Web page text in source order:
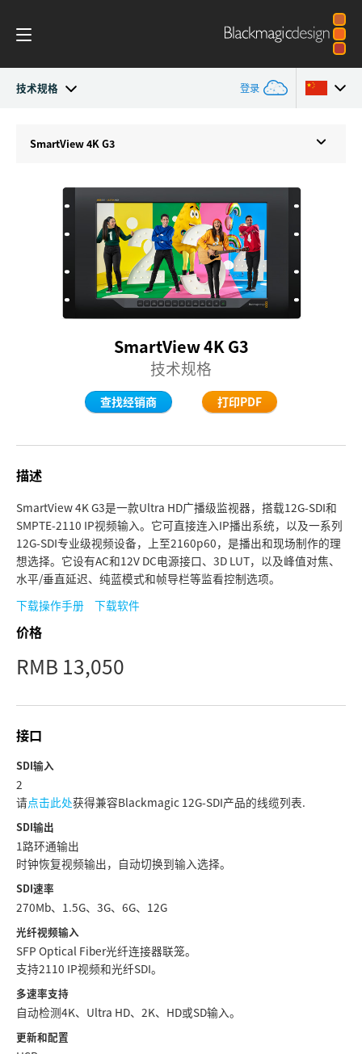
技术规格 登录
Austria
Brazil
Canada
France
Germany
India
Italy
Japan
Mexico
Norway
Portugal
South Africa
Spain
Sweden
中华台北
SmartView 4K G3
SmartView 4K G3
技术规格
查找经销商 打印PDF
描述
SmartView 4K G3是一款Ultra HD广播级监视器，搭载12G-SDI和
SMPTE-2110 IP视频输入。它可直接连入IP播出系统，以及一系列
12G-SDI专业级视频设备，上至2160p60，是播出和现场制作的理
想选择。它设有AC和12V DC电源接口、3D LUT，以及峰值对焦、
水平/垂直延迟、纯蓝模式和帧导栏等监看控制选项。
下载操作手册
下载软件
价格
RMB 13,050
接口
SDI输入
2
请点击此处获得兼容Blackmagic 12G-SDI产品的线缆列表.
SDI输出
1路环通输出
时钟恢复视频输出，自动切换到输入选择。
SDI速率
270Mb、1.5G、3G、6G、12G
光纤视频输入
SFP Optical Fiber光纤连接器联笼。
支持2110 IP视频和光纤SDI。
多速率支持
自动检测4K、Ultra HD、2K、HD或SD输入。
更新和配置